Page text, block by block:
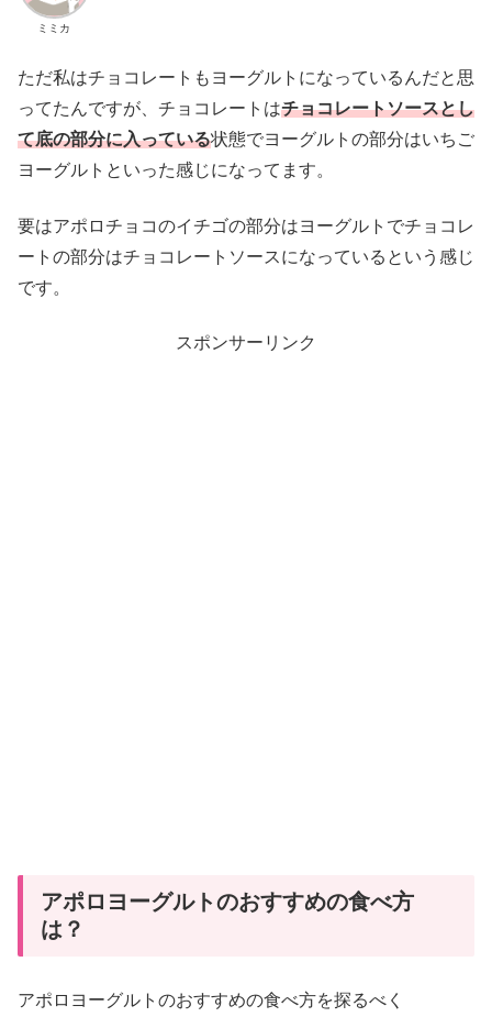
ミミカ
ただ私はチョコレートもヨーグルトになっているんだと思
ってたんですが、チョコレートはチョコレートソースとし
て底の部分に入っている状態でヨーグルトの部分はいちご
ヨーグルトといった感じになってます。
要はアポロチョコのイチゴの部分はヨーグルトでチョコレ
ートの部分はチョコレートソースになっているという感じ
です。
スポンサーリンク
アポロヨーグルトのおすすめの食べ方
は？
アポロヨーグルトのおすすめの食べ方を探るべく